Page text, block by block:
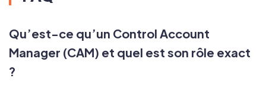
Qu’est-ce qu’un Control Account
Manager (CAM) et quel est son rôle exact
?